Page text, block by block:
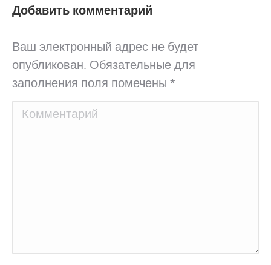
Добавить комментарий
Ваш электронный адрес не будет
опубликован. Обязательные для
заполнения поля помечены *
Комментарий